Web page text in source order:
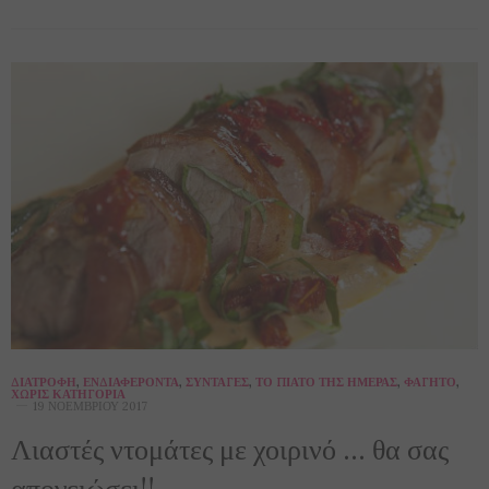
ΔΙΑΤΡΟΦΉ, ΕΝΔΙΑΦΈΡΟΝΤΑ, ΣΥΝΤΑΓΈΣ, ΤΟ ΠΙΆΤΟ ΤΗΣ ΗΜΈΡΑΣ, ΦΑΓΗΤΌ,
ΧΩΡΊΣ ΚΑΤΗΓΟΡΊΑ
19 ΝΟΕΜΒΡΊΟΥ 2017
Λιαστές ντομάτες με χοιρινό … θα σας